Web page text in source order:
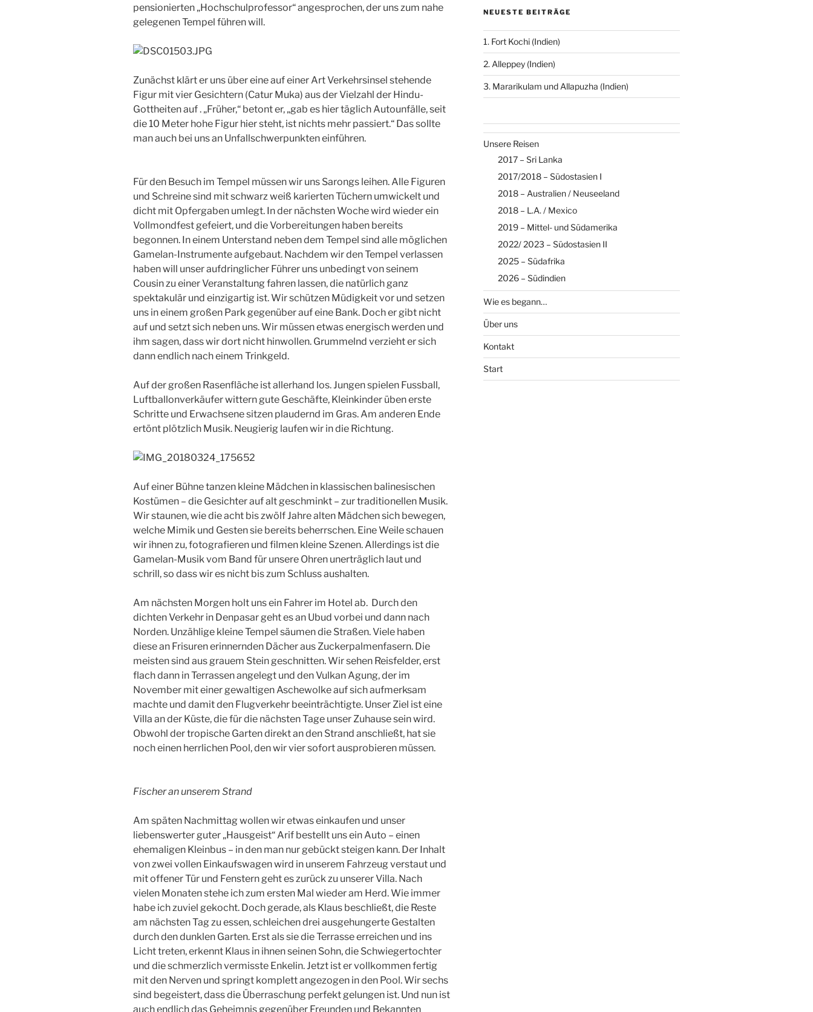
pensionierten „Hochschulprofessor“ angesprochen, der uns zum nahe
gelegenen Tempel führen will.
Zunächst klärt er uns über eine auf einer Art Verkehrsinsel stehende
Figur mit vier Gesichtern (Catur Muka) aus der Vielzahl der Hindu-
Gottheiten auf . „Früher,“ betont er, „gab es hier täglich Autounfälle, seit
die 10 Meter hohe Figur hier steht, ist nichts mehr passiert.“ Das sollte
man auch bei uns an Unfallschwerpunkten einführen.
Für den Besuch im Tempel müssen wir uns Sarongs leihen. Alle Figuren
und Schreine sind mit schwarz weiß karierten Tüchern umwickelt und
dicht mit Opfergaben umlegt. In der nächsten Woche wird wieder ein
Vollmondfest gefeiert, und die Vorbereitungen haben bereits
begonnen. In einem Unterstand neben dem Tempel sind alle möglichen
Gamelan-Instrumente aufgebaut. Nachdem wir den Tempel verlassen
haben will unser aufdringlicher Führer uns unbedingt von seinem
Cousin zu einer Veranstaltung fahren lassen, die natürlich ganz
spektakulär und einzigartig ist. Wir schützen Müdigkeit vor und setzen
uns in einem großen Park gegenüber auf eine Bank. Doch er gibt nicht
auf und setzt sich neben uns. Wir müssen etwas energisch werden und
ihm sagen, dass wir dort nicht hinwollen. Grummelnd verzieht er sich
dann endlich nach einem Trinkgeld.
Auf der großen Rasenfläche ist allerhand los. Jungen spielen Fussball,
Luftballonverkäufer wittern gute Geschäfte, Kleinkinder üben erste
Schritte und Erwachsene sitzen plaudernd im Gras. Am anderen Ende
ertönt plötzlich Musik. Neugierig laufen wir in die Richtung.
Auf einer Bühne tanzen kleine Mädchen in klassischen balinesischen
Kostümen – die Gesichter auf alt geschminkt – zur traditionellen Musik.
Wir staunen, wie die acht bis zwölf Jahre alten Mädchen sich bewegen,
welche Mimik und Gesten sie bereits beherrschen. Eine Weile schauen
wir ihnen zu, fotografieren und filmen kleine Szenen. Allerdings ist die
Gamelan-Musik vom Band für unsere Ohren unerträglich laut und
schrill, so dass wir es nicht bis zum Schluss aushalten.
Am nächsten Morgen holt uns ein Fahrer im Hotel ab. Durch den
dichten Verkehr in Denpasar geht es an Ubud vorbei und dann nach
Norden. Unzählige kleine Tempel säumen die Straßen. Viele haben
diese an Frisuren erinnernden Dächer aus Zuckerpalmenfasern. Die
meisten sind aus grauem Stein geschnitten. Wir sehen Reisfelder, erst
flach dann in Terrassen angelegt und den Vulkan Agung, der im
November mit einer gewaltigen Aschewolke auf sich aufmerksam
machte und damit den Flugverkehr beeinträchtigte. Unser Ziel ist eine
Villa an der Küste, die für die nächsten Tage unser Zuhause sein wird.
Obwohl der tropische Garten direkt an den Strand anschließt, hat sie
noch einen herrlichen Pool, den wir vier sofort ausprobieren müssen.
Fischer an unserem Strand
Am späten Nachmittag wollen wir etwas einkaufen und unser
liebenswerter guter „Hausgeist“ Arif bestellt uns ein Auto – einen
ehemaligen Kleinbus – in den man nur gebückt steigen kann. Der Inhalt
von zwei vollen Einkaufswagen wird in unserem Fahrzeug verstaut und
mit offener Tür und Fenstern geht es zurück zu unserer Villa. Nach
vielen Monaten stehe ich zum ersten Mal wieder am Herd. Wie immer
habe ich zuviel gekocht. Doch gerade, als Klaus beschließt, die Reste
am nächsten Tag zu essen, schleichen drei ausgehungerte Gestalten
durch den dunklen Garten. Erst als sie die Terrasse erreichen und ins
Licht treten, erkennt Klaus in ihnen seinen Sohn, die Schwiegertochter
und die schmerzlich vermisste Enkelin. Jetzt ist er vollkommen fertig
mit den Nerven und springt komplett angezogen in den Pool. Wir sechs
sind begeistert, dass die Überraschung perfekt gelungen ist. Und nun ist
auch endlich das Geheimnis gegenüber Freunden und Bekannten
NEUESTE BEITRÄGE
1. Fort Kochi (Indien)
2. Alleppey (Indien)
3. Mararikulam und Allapuzha (Indien)
Unsere Reisen
2017 – Sri Lanka
2017/2018 – Südostasien I
2018 – Australien / Neuseeland
2018 – L.A. / Mexico
2019 – Mittel- und Südamerika
2022/ 2023 – Südostasien II
2025 – Südafrika
2026 – Südindien
Wie es begann…
Über uns
Kontakt
Start